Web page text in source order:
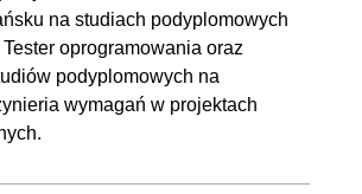
na studiach podyplomowych
oprogramowania oraz
podyplomowych na
wymagań w projektach